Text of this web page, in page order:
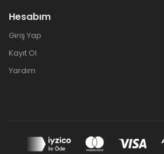
Hesabım
Giriş Yap
Kayıt Ol
Yardım